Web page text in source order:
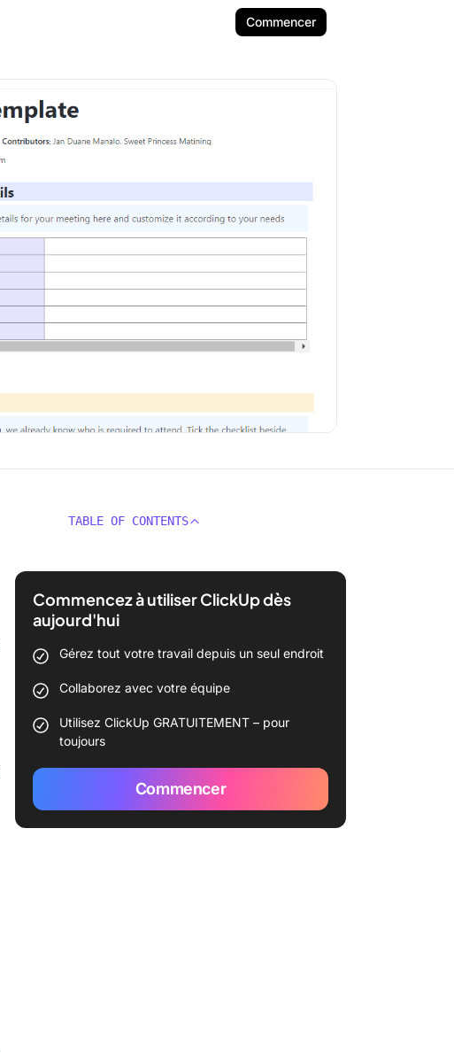
Commencer
TABLE OF CONTENTS
Commencez à utiliser ClickUp dès
aujourd'hui
Gérez tout votre travail depuis un seul endroit
Collaborez avec votre équipe
Utilisez ClickUp GRATUITEMENT – pour
toujours
Commencer